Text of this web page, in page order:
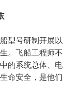
型号研制开展以
。飞船工程师不
的系统总体、电
命安全，是他们